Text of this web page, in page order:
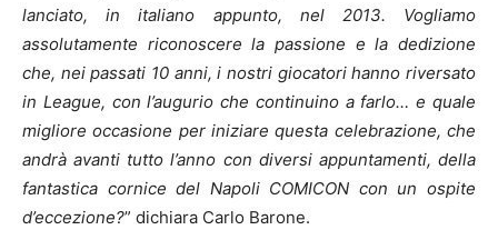
lanciato, in italiano appunto, nel 2013. Vogliamo
assolutamente riconoscere la passione e la dedizione
che, nei passati 10 anni, i nostri giocatori hanno riversato
in League, con l’augurio che continuino a farlo… e quale
migliore occasione per iniziare questa celebrazione, che
andrà avanti tutto l’anno con diversi appuntamenti, della
fantastica cornice del Napoli COMICON con un ospite
d’eccezione?” dichiara Carlo Barone.